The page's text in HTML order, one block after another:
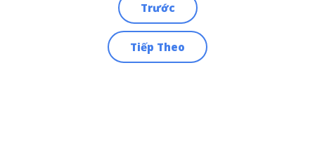
Trước
Tiếp Theo